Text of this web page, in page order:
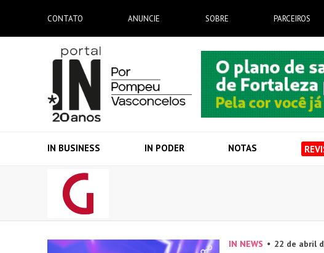
CONTATO ANUNCIE SOBRE PARCEIROS
IN BUSINESS IN PODER NOTAS
IN NEWS 22 de abril